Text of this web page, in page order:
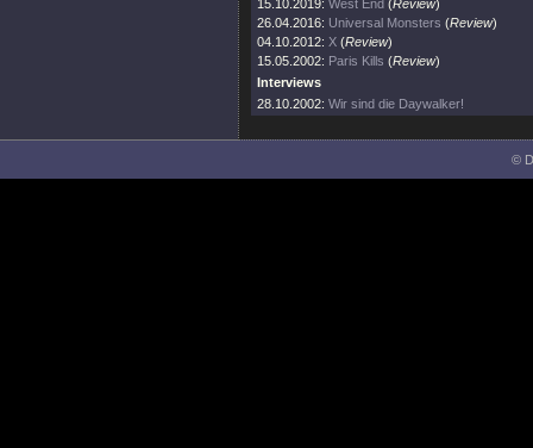
15.10.2019: West End (Review)
26.04.2016: Universal Monsters (Review)
04.10.2012: X (Review)
15.05.2002: Paris Kills (Review)
Interviews
28.10.2002: Wir sind die Daywalker!
©